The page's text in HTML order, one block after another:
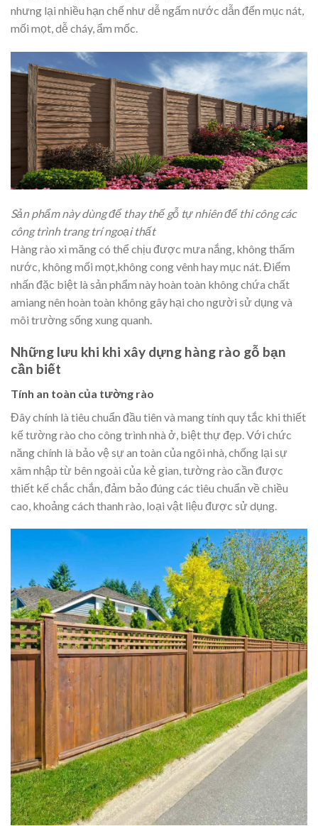
nhưng lại nhiều hạn chế như dễ ngấm nước dẫn đến mục nát,
mối mọt, dễ cháy, ẩm mốc.
Sản phẩm này dùng để thay thế gỗ tự nhiên để thi công các
công trình trang trí ngoại thất
Hàng rào xi măng có thể chịu được mưa nắng, không thấm
nước, không mối mọt,không cong vênh hay mục nát. Điểm
nhấn đặc biệt là sản phẩm này hoàn toàn không chứa chất
amiang nên hoàn toàn không gây hại cho người sử dụng và
môi trường sống xung quanh.
Những lưu khi khi xây dựng hàng rào gỗ bạn
cần biết
Tính an toàn của tường rào
Đây chính là tiêu chuẩn đầu tiên và mang tính quy tắc khi thiết
kế tường rào cho công trình nhà ở, biệt thự đẹp. Với chức
năng chính là bảo vệ sự an toàn của ngôi nhà, chống lại sự
xâm nhập từ bên ngoài của kẻ gian, tường rào cần được
thiết kế chắc chắn, đảm bảo đúng các tiêu chuẩn về chiều
cao, khoảng cách thanh rào, loại vật liệu được sử dụng.